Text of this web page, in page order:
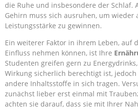
die Ruhe und insbesondere der Schlaf.
Gehirn muss sich ausruhen, um wieder
Leistungsstärke zu gewinnen.
Ein weiterer Faktor in ihrem Leben, auf
Einfluss nehmen können, ist Ihre
Studenten greifen gern zu
Wirkung sicherlich berechtigt ist, jedoch
andere Inhaltsstoffe in sich tragen.
zunächst lieber erst einmal mit
achten sie darauf, dass sie mit Ihrer